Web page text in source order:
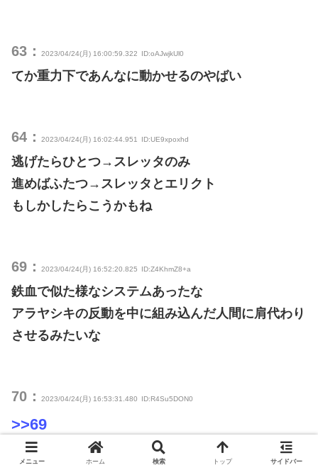
63： 2023/04/24(月) 16:00:59.322 ID:oAJwjkUl0
てか重力下であんなに動かせるのやばい
64： 2023/04/24(月) 16:02:44.951 ID:UE9xpoxhd
逃げたらひとつ→スレッタのみ
進めばふたつ→スレッタとエリクト
もしかしたらこうかもね
69： 2023/04/24(月) 16:52:20.825 ID:Z4KhmZ8+a
鉄血で似た様なシステムあったな
アラヤシキの反動を中に組み込んだ人間に肩代わり
させるみたいな
70： 2023/04/24(月) 16:53:31.480 ID:R4Su5DON0
>>69
アインくん！？
メニュー ホーム 検索 トップ サイドバー